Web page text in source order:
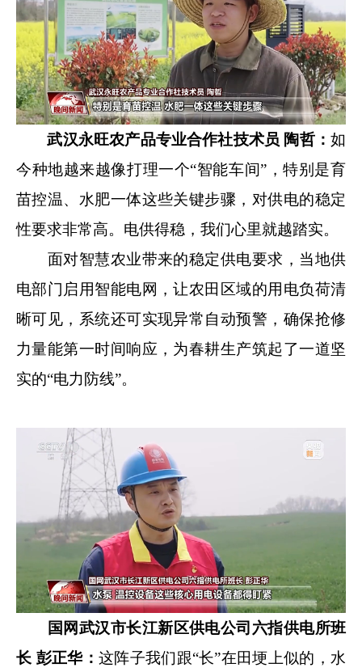
武汉永旺农产品专业合作社技术员 陶哲：如
今种地越来越像打理一个“智能车间”，特别是育
苗控温、水肥一体这些关键步骤，对供电的稳定
性要求非常高。电供得稳，我们心里就越踏实。
面对智慧农业带来的稳定供电要求，当地供
电部门启用智能电网，让农田区域的用电负荷清
晰可见，系统还可实现异常自动预警，确保抢修
力量能第一时间响应，为春耕生产筑起了一道坚
实的“电力防线”。
国网武汉市长江新区供电公司六指供电所班
长 彭正华： 这阵子我们跟“长”在田埂上似的，水